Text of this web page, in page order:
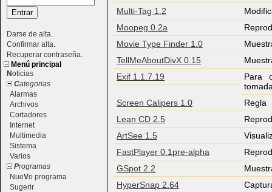
Darse de alta
Confirmar alta
Recuperar contraseña
Menú principal
Noticias
Categorias
Alarmas
Archivos
Cortadores
Internet
Multimedia
Sistema
Varios
Programas
NueVo programa
Sugerir
Multi-Tag 1.2
Moopeg 0.2a
Movie Type Finder 1.0
TellMeAboutDivX 0.15
Exif 1.1.7.19
Para
Screen Calipers 1.0
Regla
Lean CD 2.5
ArtSee 1.5
FastPlayer 0.1pre-alpha
GSpot 2.2
HyperSnap 2.64